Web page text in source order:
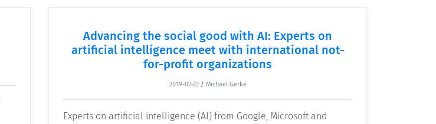
Advancing the social good with AI: Experts on
artificial intelligence meet with international not-
for-profit organizations
2019-02-22 / Michael Gerke
Experts on artificial intelligence (AI) from Google, Microsoft and